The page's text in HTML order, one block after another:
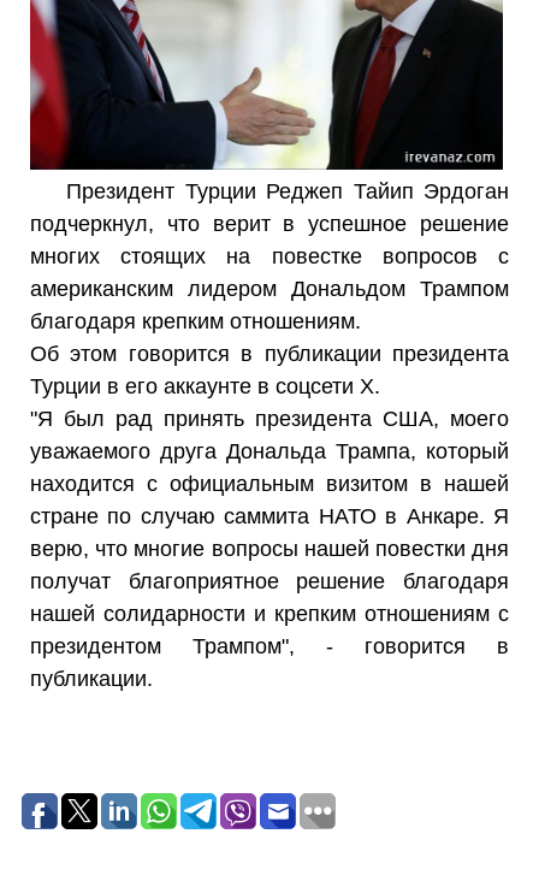
Президент Турции Реджеп Тайип Эрдоган
подчеркнул, что верит в успешное решение
многих стоящих на повестке вопросов с
американским лидером Дональдом Трампом
благодаря крепким отношениям.
Об этом говорится в публикации президента
Турции в его аккаунте в соцсети X.
"Я был рад принять президента США, моего
уважаемого друга Дональда Трампа, который
находится с официальным визитом в нашей
стране по случаю саммита НАТО в Анкаре. Я
верю, что многие вопросы нашей повестки дня
получат благоприятное решение благодаря
нашей солидарности и крепким отношениям с
президентом Трампом", - говорится в
публикации.